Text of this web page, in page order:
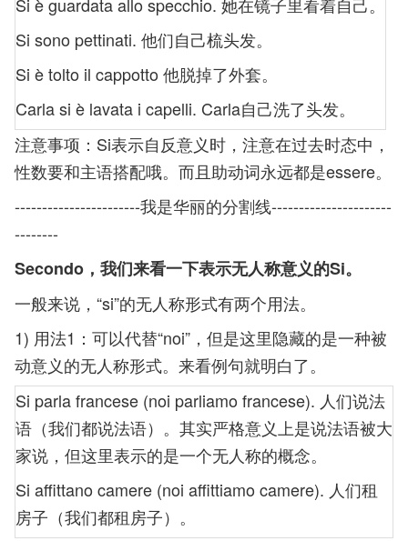
Si sono pettinati. 他们自己梳头发。
Si è tolto il cappotto 他脱掉了外套。
Carla si è lavata i capelli. Carla自己洗了头发。
注意事项：Si表示自反意义时，注意在过去时态中，
性数要和主语搭配哦。而且助动词永远都是essere。
-----------------------我是华丽的分割线----------------------
--------
Secondo，我们来看一下表示无人称意义的Si。
一般来说，“si”的无人称形式有两个用法。
1) 用法1：可以代替“noi”，但是这里隐藏的是一种被
动意义的无人称形式。来看例句就明白了。
Si parla francese (noi parliamo francese). 人们说法
语（我们都说法语）。其实严格意义上是说法语被大
家说，但这里表示的是一个无人称的概念。
Si affittano camere (noi affittiamo camere). 人们租
房子（我们都租房子）。